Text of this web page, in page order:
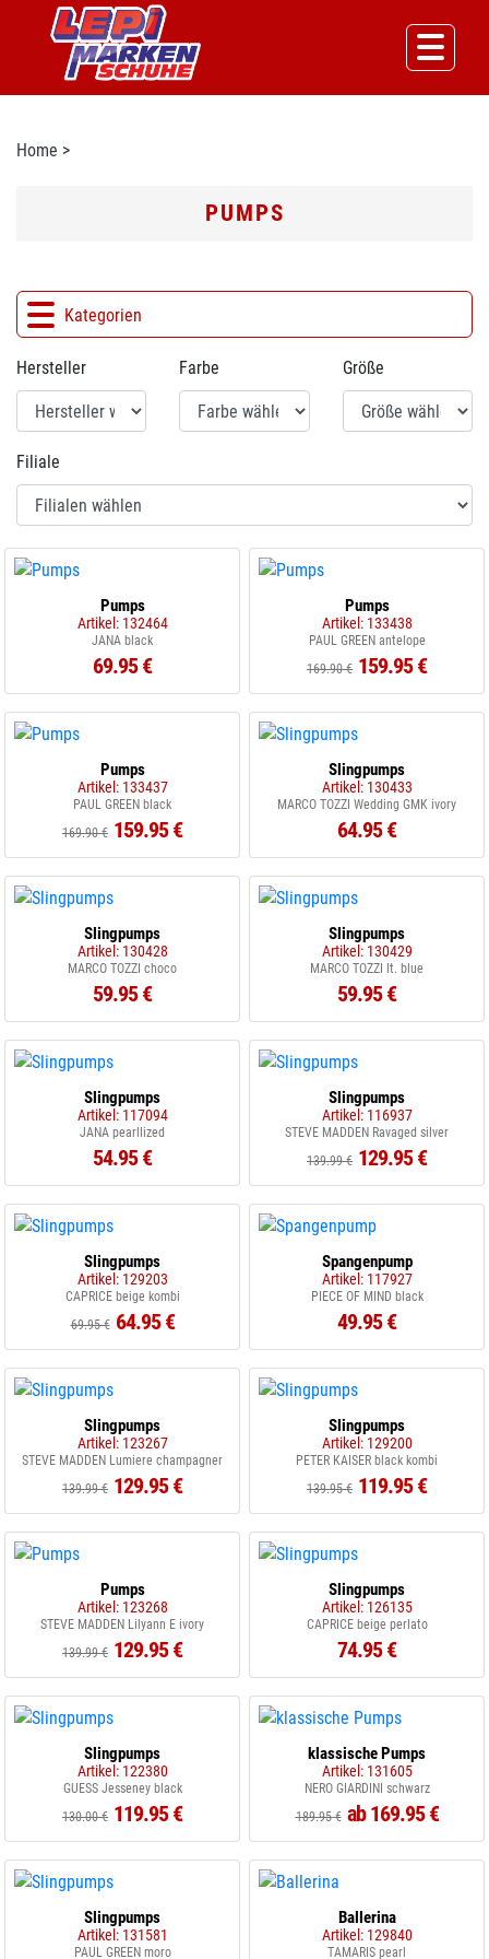
Home >
PUMPS
Kategorien
Hersteller Farbe Größe
Filiale
Pumps
Artikel: 132464
JANA black
69.95 €
Pumps
Artikel: 133438
PAUL GREEN antelope
169.90 € 159.95 €
Pumps
Artikel: 133437
PAUL GREEN black
169.90 € 159.95 €
Slingpumps
Artikel: 130433
MARCO TOZZI Wedding GMK ivory
64.95 €
Slingpumps
Artikel: 130428
MARCO TOZZI choco
59.95 €
Slingpumps
Artikel: 130429
MARCO TOZZI lt. blue
59.95 €
Slingpumps
Artikel: 117094
JANA pearllized
54.95 €
Slingpumps
Artikel: 116937
STEVE MADDEN Ravaged silver
139.99 € 129.95 €
Slingpumps
Artikel: 129203
CAPRICE beige kombi
69.95 € 64.95 €
Spangenpump
Artikel: 117927
PIECE OF MIND black
49.95 €
Slingpumps
Artikel: 123267
STEVE MADDEN Lumiere champagner
139.99 € 129.95 €
Slingpumps
Artikel: 129200
PETER KAISER black kombi
139.95 € 119.95 €
Pumps
Artikel: 123268
STEVE MADDEN Lilyann E ivory
139.99 € 129.95 €
Slingpumps
Artikel: 126135
CAPRICE beige perlato
74.95 €
Slingpumps
Artikel: 122380
GUESS Jesseney black
130.00 € 119.95 €
klassische Pumps
Artikel: 131605
NERO GIARDINI schwarz
189.95 € ab 169.95 €
Slingpumps
Artikel: 131581
PAUL GREEN moro
Ballerina
Artikel: 129840
TAMARIS pearl